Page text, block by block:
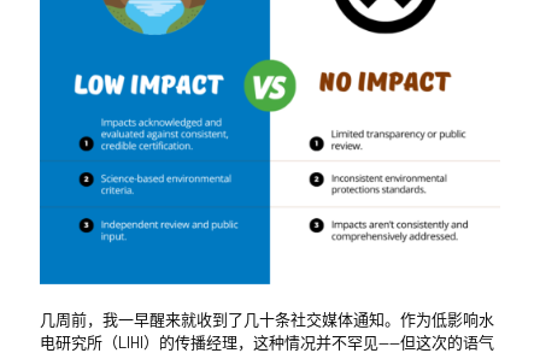
几周前，我一早醒来就收到了几十条社交媒体通知。作为低影响水
电研究所（LIHI）的传播经理，这种情况并不罕见——但这次的语气